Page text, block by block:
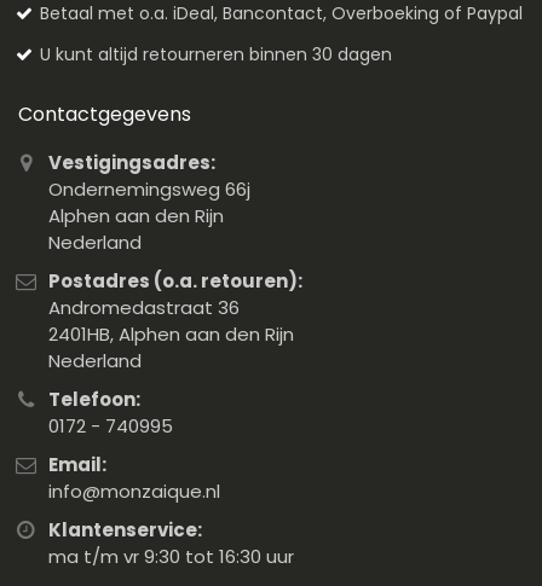
Betaal met o.a. iDeal, Bancontact, Overboeking of Paypal
U kunt altijd retourneren binnen 30 dagen
Contactgegevens
Vestigingsadres:
Ondernemingsweg 66j
Alphen aan den Rijn
Nederland
Postadres (o.a. retouren):
Andromedastraat 36
2401HB, Alphen aan den Rijn
Nederland
Telefoon:
0172 - 740995
Email:
info@monzaique.nl
Klantenservice:
ma t/m vr 9:30 tot 16:30 uur